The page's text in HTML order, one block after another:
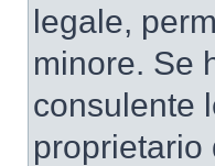
legale,
minore. Se
consulente
proprietario